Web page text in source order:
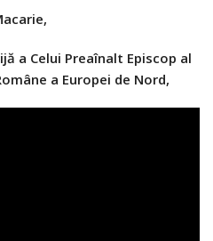
a Celui Preaînalt Episcop al
a Europei de Nord,